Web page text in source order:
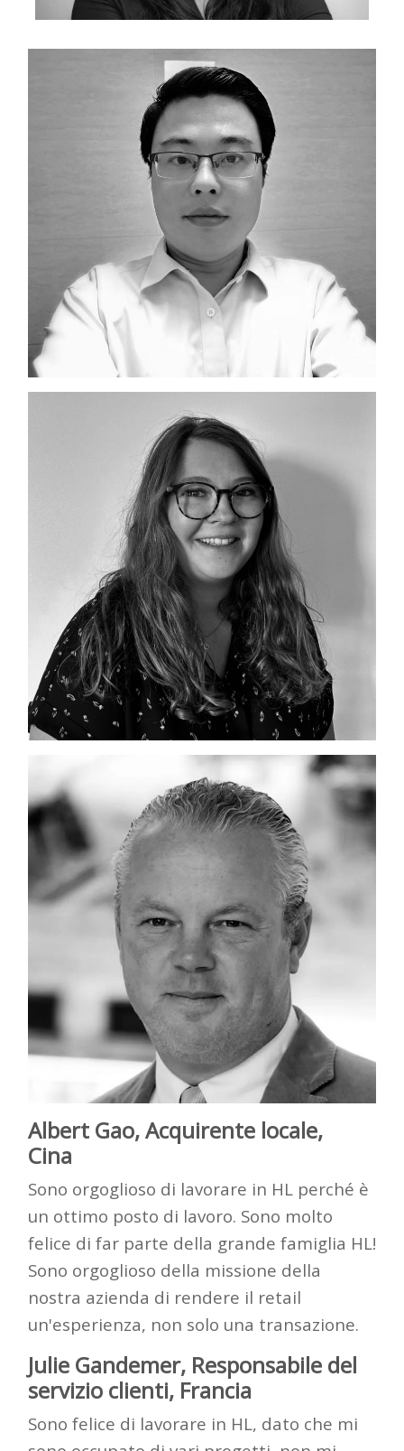
Albert Gao, Acquirente locale,
Cina
Sono orgoglioso di lavorare in HL perché è
un ottimo posto di lavoro. Sono molto
felice di far parte della grande famiglia HL!
Sono orgoglioso della missione della
nostra azienda di rendere il retail
un'esperienza, non solo una transazione.
Julie Gandemer, Responsabile del
servizio clienti, Francia
Sono felice di lavorare in HL, dato che mi